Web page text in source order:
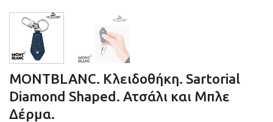
MONTBLANC. Κλειδοθήκη. Sartorial
Diamond Shaped. Ατσάλι και Μπλε
Δέρμα.